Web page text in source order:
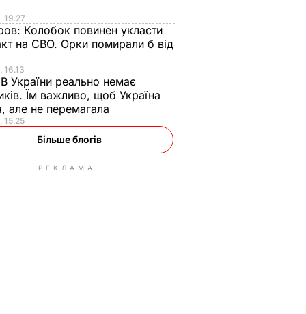
19.27
Колобок повинен укласти
на СВО. Орки помирали б від
16.13
В України реально немає
Їм важливо, щоб Україна
але не перемагала
15.25
Більше блогів
РЕКЛАМА